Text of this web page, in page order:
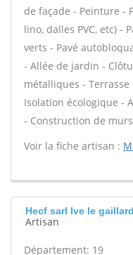
de façade - Peinture -
lino, dalles PVC, etc) -
verts - Pavé
- Allée de jardin -
métalliques -
Isolation écologique -
- Construction de
Voir la fiche artisan :
Hecf sarl Ive le
Artisan
Département: 19